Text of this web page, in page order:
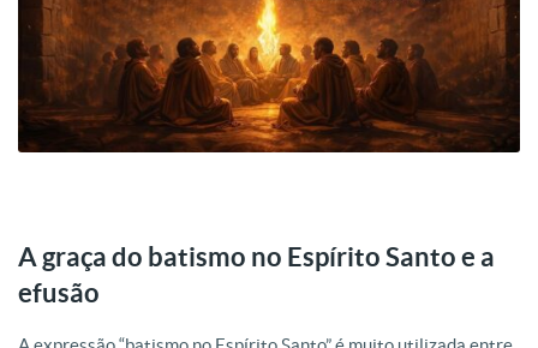
A graça do batismo no Espírito Santo e a
efusão